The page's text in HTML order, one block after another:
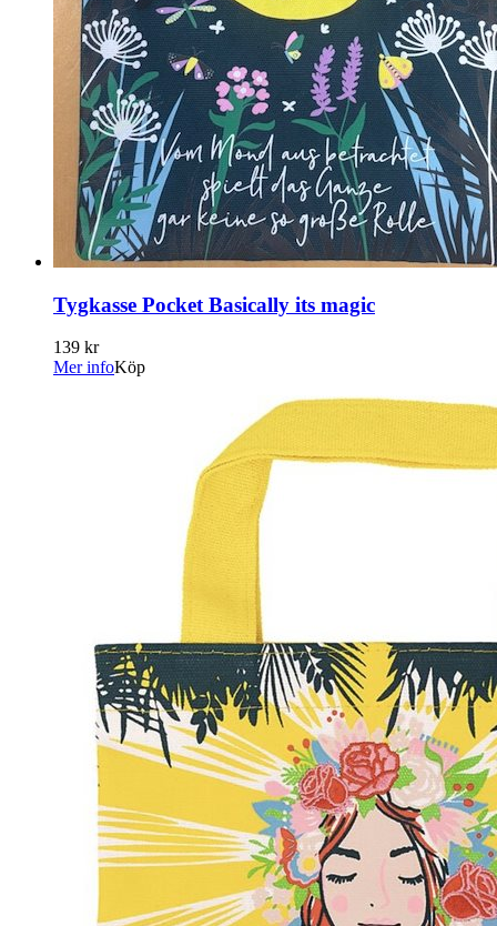
Tygkasse Pocket Basically its magic
139 kr
Mer infoKöp